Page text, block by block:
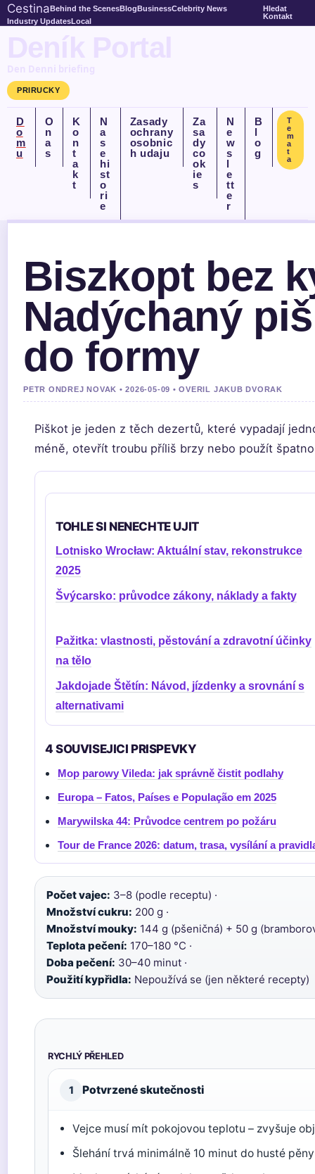
CestinaBehind the ScenesBlogBusinessCelebrity News
Industry UpdatesLocal
Hledat
Kontakt
Deník Portal
Den Denni briefing
PRIRUCKY
D
o
m
u
O
n
a
s
K
o
n
t
a
k
t
N
a
s
e
hi
st
o
ri
e
Zasady
ochrany
osobnic
h udaju
Za
sa
dy
co
ok
ie
s
N
e
w
s
l
e
tt
e
r
B
l
o
g
T
e
m
a
t
a
Biszkopt bez
Nadýchaný
do formy
PETR ONDREJ NOVAK • 2026-05-09 • OVERIL JAKUB DVORAK
Piškot je jeden z těch dezertů, které vypadají
méně, otevřít troubu příliš brzy nebo použít
TOHLE SI NENECHTE UJIT
Lotnisko Wrocław: Aktuální stav, rekonstrukce
2025
Švýcarsko: průvodce zákony, náklady a fakty
Pažitka: vlastnosti, pěstování a zdravotní účinky
na tělo
Jakdojade Štětín: Návod, jízdenky a srovnání s
alternativami
4 SOUVISEJICI PRISPEVKY
Mop parowy Vileda: jak správně čistit podlahy
Europa – Fatos, Países e População em 2025
Marywilska 44: Průvodce centrem po požáru
Tour de France 2026: datum, trasa, vysílání a
Počet vajec: 3–8 (podle receptu) ·
Množství cukru: 200 g ·
Množství mouky: 144 g (pšeničná) + 50 g
Teplota pečení: 170–180 °C ·
Doba pečení: 30–40 minut ·
Použití kypřidla: Nepoužívá se (jen některé recepty)
RYCHLÝ PŘEHLED
1 Potvrzené skutečnosti
Vejce musí mít pokojovou teplotu – zvyšuje
Šlehání trvá minimálně 10 minut do husté